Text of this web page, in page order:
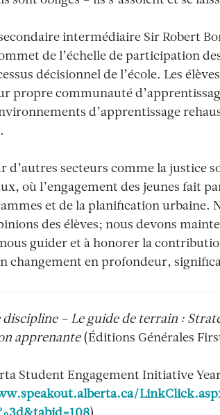
intermédiaire Sir Robert
de l’échelle de participation
décisionnel de l’école. Les
propre communauté
d’apprentissage
d’autres secteurs comme la justice
où l’engagement des jeunes fait
et de la planification urbaine.
des élèves; nous devons
guider et à honorer la
changement en profondeur,
discipline – Le guide de terrain :
apprenante (Éditions Générales
Student Engagement Initiative